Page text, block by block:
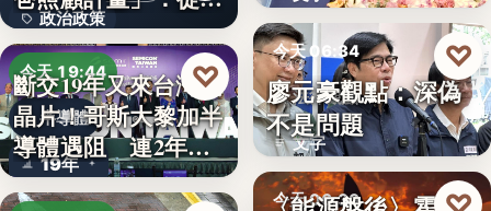
政治政策
50%
爸…
今天 19:44
半導體
19年
斷交19年又來台灣找
晶片！哥斯大黎加半
導體遇阻 連2年
參…
♡
今天 06:34
法律觀點
文字
廖元豪觀點：深偽
不是問題
♡
今天 06:30